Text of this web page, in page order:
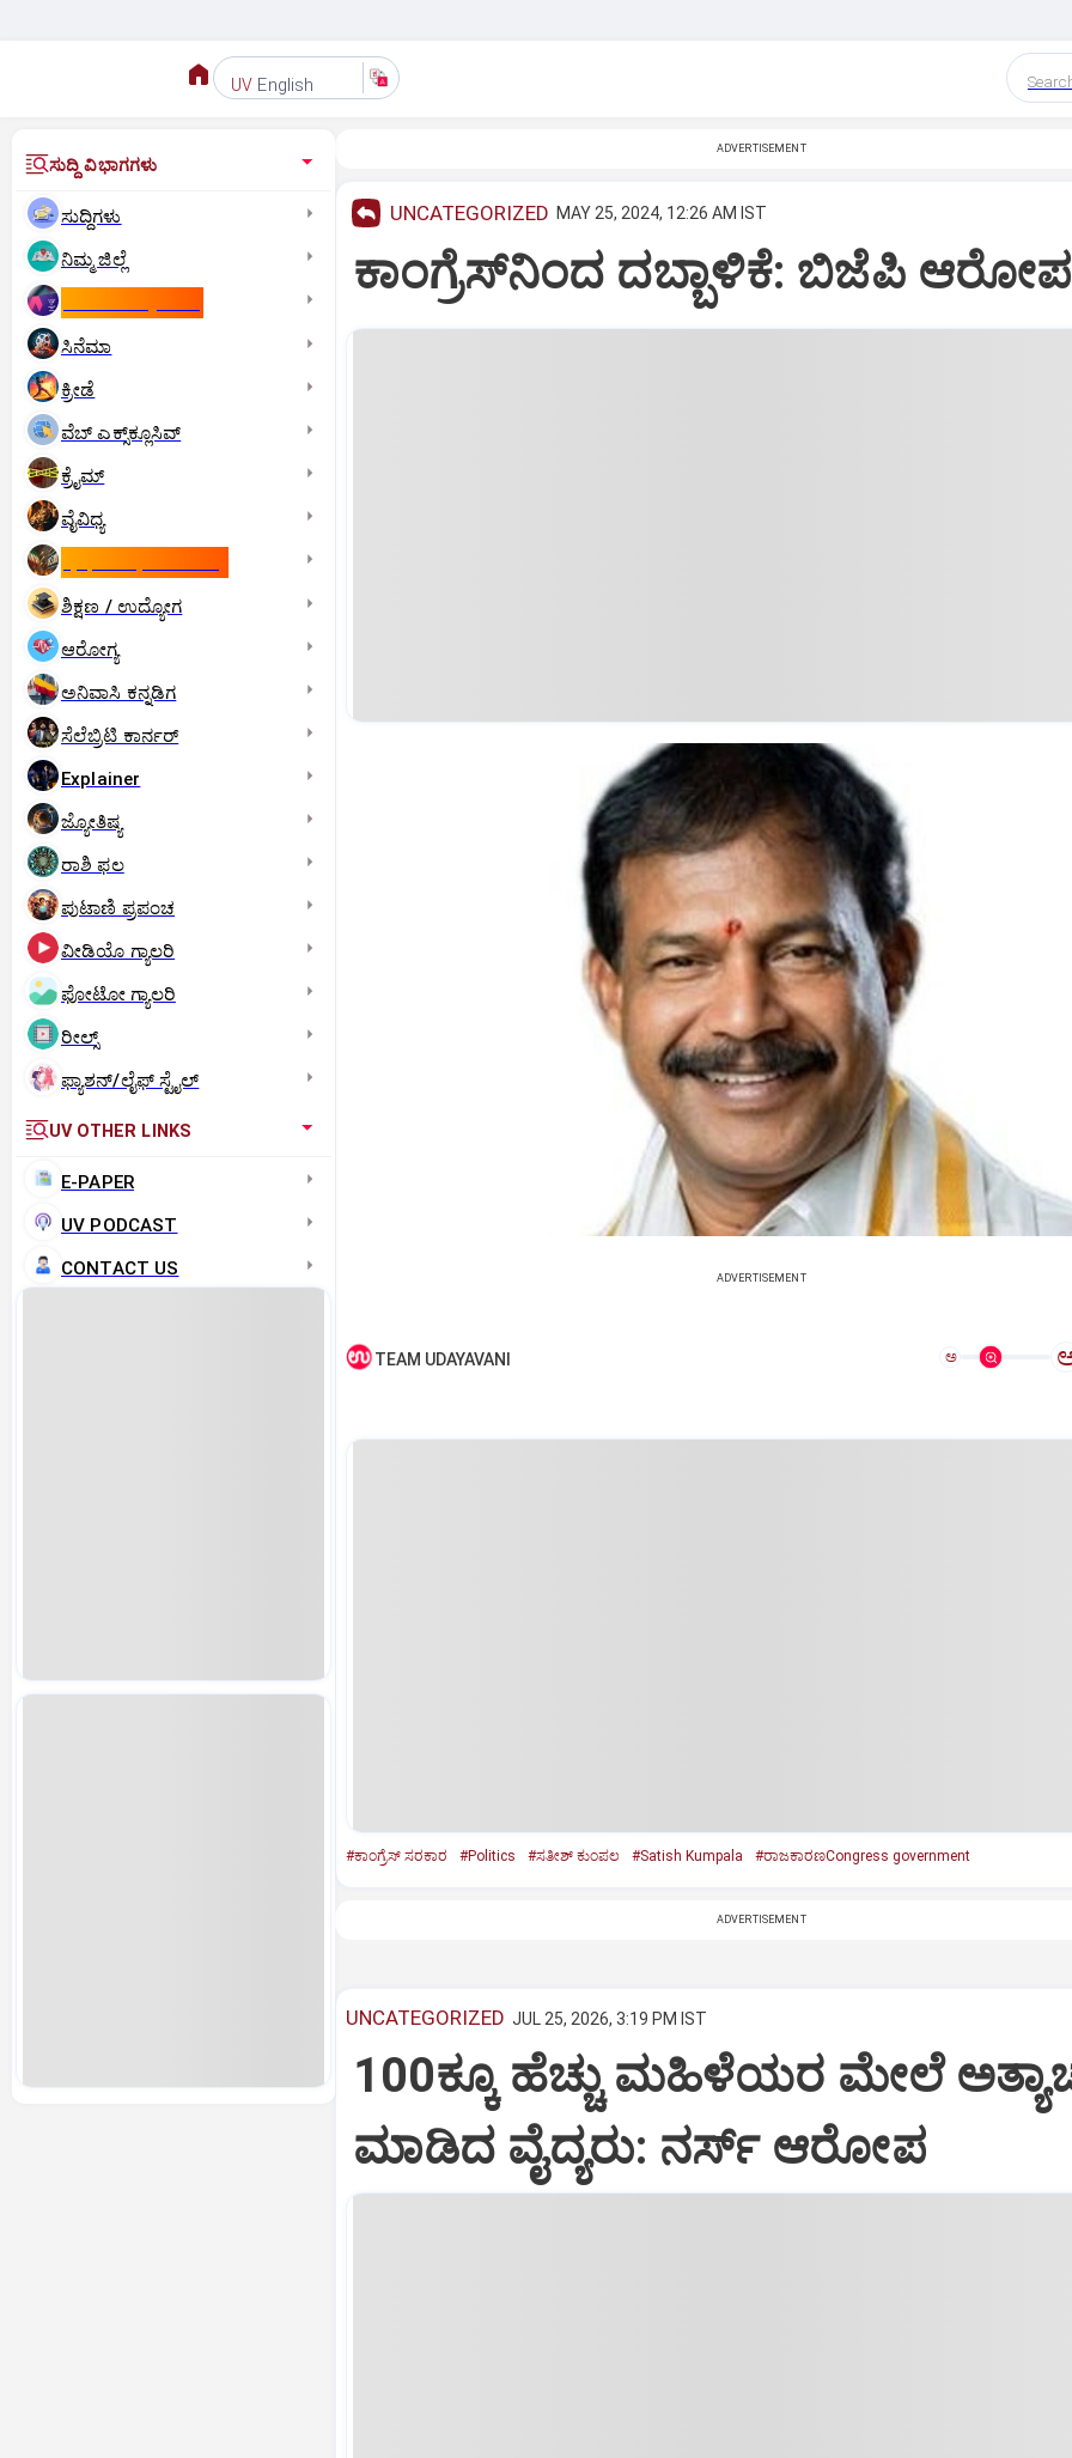
UV English
ಸುದ್ದಿ ವಿಭಾಗಗಳು
ಸುದ್ದಿಗಳು
ನಿಮ್ಮ ಜಿಲ್ಲೆ
ಸಿನೆಮಾ
ಕ್ರೀಡೆ
ವೆಬ್ ಎಕ್ಸ್‌ಕ್ಲೂಸಿವ್
ಕ್ರೈಮ್
ವೈವಿಧ್ಯ
ಶಿಕ್ಷಣ / ಉದ್ಯೋಗ
ಆರೋಗ್ಯ
ಅನಿವಾಸಿ ಕನ್ನಡಿಗ
ಸೆಲೆಬ್ರಿಟಿ ಕಾರ್ನರ್‌
Explainer
ಜ್ಯೋತಿಷ್ಯ
ರಾಶಿ ಫಲ
ಪುಟಾಣಿ ಪ್ರಪಂಚ
ವೀಡಿಯೊ ಗ್ಯಾಲರಿ
ಫೋಟೋ ಗ್ಯಾಲರಿ
ರೀಲ್ಸ್
ಫ್ಯಾಶನ್/ಲೈಫ್‌ ಸ್ಟೈಲ್
UV OTHER LINKS
E-PAPER
UV PODCAST
CONTACT US
ADVERTISEMENT
UNCATEGORIZED MAY 25, 2024, 12:26 AM IST
ಕಾಂಗ್ರೆಸ್‌ನಿಂದ ದಬ್ಬಾಳಿಕೆ: ಬಿಜೆಪಿ ಆರೋಪ
ADVERTISEMENT
TEAM UDAYAVANI ಅ
#ಕಾಂಗ್ರೆಸ್‌ ಸರಕಾರ #Politics #ಸತೀಶ್‌ ಕುಂಪಲ #Satish Kumpala #ರಾಜಕಾರಣCongress government
ADVERTISEMENT
UNCATEGORIZED JUL 25, 2026, 3:19 PM IST
100ಕ್ಕೂ ಹೆಚ್ಚು ಮಹಿಳೆಯರ ಮೇಲೆ
ಮಾಡಿದ ವೈದ್ಯರು: ನರ್ಸ್‌ ಆರೋಪ